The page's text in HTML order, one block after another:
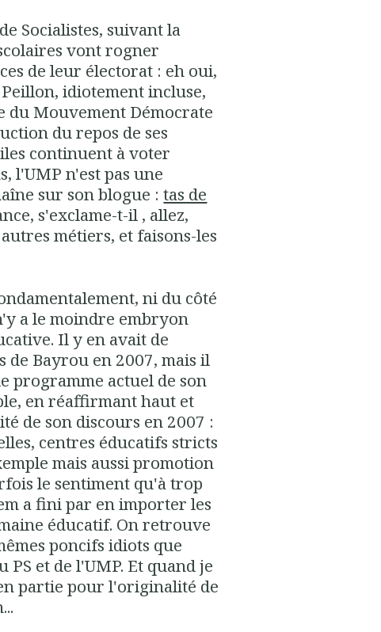
Socialistes, suivant la
vont rogner
de leur électorat : eh oui,
idiotement incluse,
du Mouvement Démocrate
du repos de ses
continuent à voter
l'UMP n'est pas une
sur son blogue :tas de
s'exclame-t-il , allez,
métiers, et faisons-les
ni du côté
a le moindre embryon
Il y en avait de
de Bayrou en 2007, mais il
programme actuel de son
en réaffirmant haut et
de son discours en 2007 :
centres éducatifs stricts
mais aussi promotion
le sentiment qu'à trop
a fini par en importer les
éducatif. On retrouve
poncifs idiots que
et de l'UMP. Et quand je
partie pour l'originalité de